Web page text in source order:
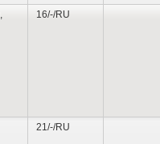
16/-/RU
21/-/RU